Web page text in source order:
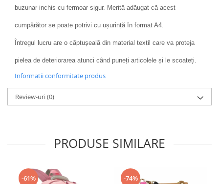
buzunar inchis cu fermoar sigur. Merită adăugat că acest
cumpărător se poate potrivi cu ușurință în format A4.
Întregul lucru are o căptușeală din material textil care va proteja
pielea de deteriorarea atunci când puneți articolele și le scoateți.
Informatii conformitate produs
Review-uri(0)
PRODUSE SIMILARE
-61% -74%